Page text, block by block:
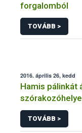
forgalomból
TOVÁBB >
2016. április 26, kedd
Hamis pálinkát
TOVÁBB >